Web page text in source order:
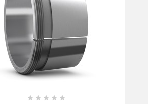
    